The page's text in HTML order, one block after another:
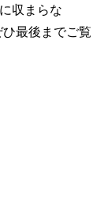
収まらな
最後までご覧